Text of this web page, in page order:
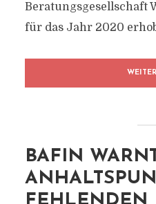
Beratungsgesellschaft
für das Jahr 2020
BAFIN